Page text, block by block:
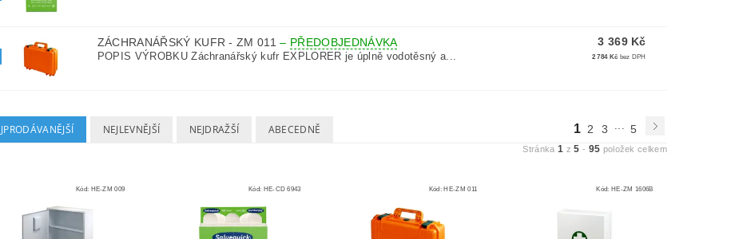
ZÁCHRANÁŘSKÝ KUFR - ZM 011– PŘEDOBJEDNÁVKA
POPIS VÝROBKU Záchranářský kufr EXPLORER je úplně vodotěsný a...
3 369 Kč
2 784 Kč bez DPH
NEJLEVNĚJŠÍ NEJDRAŽŠÍ ABECEDNĚ 1 2 3 ... 5
Stránka1 z5 - 95 položek celkem
Kód: HE-ZM 009 Kód: HE-CD 6943 Kód:HE-ZM 011 Kód: HE-ZM 1606B